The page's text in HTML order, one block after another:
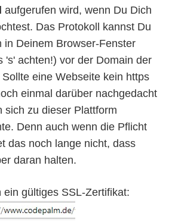
aufgerufen wird, wenn Du Dich
Das Protokoll kannst Du
in Deinem Browser-Fenster
's' achten!) vor der Domain der
eine Webseite kein https
einmal darüber nachgedacht
sich zu dieser Plattform
Denn auch wenn die Pflicht
das noch lange nicht, dass
daran halten.
ein gültiges SSL-Zertifikat: